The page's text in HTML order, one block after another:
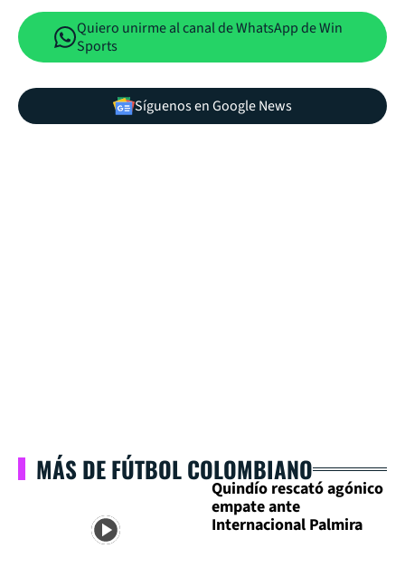
Quiero unirme al canal de WhatsApp de Win
Sports
Síguenos en Google News
MÁS DE FÚTBOL COLOMBIANO
Quindío rescató agónico
empate ante
Internacional Palmira